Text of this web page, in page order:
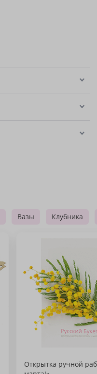
Вазы Клубника
Открытка ручной